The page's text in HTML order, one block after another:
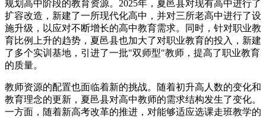
规划高中阶段的教育资源。2025年，夏邑县对现有高中进行了
扩容改造，新建了一所现代化高中，并对三所老高中进行了设
施升级，以应对不断增长的高中教育需求。同时，针对职业教
育比例上升的趋势，夏邑县也加大了对职业教育的投入，新建
了多个实训基地，引进了一批"双师型"教师，提高了职业教育
的质量。
教师资源的配置也面临着新的挑战。随着初升高人数的变化和
教育理念的更新，夏邑县对高中教师的需求结构发生了变化。
一方面，随着新高考改革的推进，对能够适应选课走班教学的